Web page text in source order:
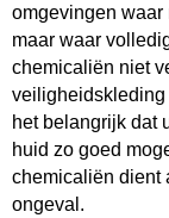
omgevingen waar
maar waar
chemicaliën niet
veiligheidskleding
het belangrijk dat
huid zo goed
chemicaliën dient
ongeval.